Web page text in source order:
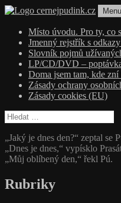
Přejít
obsahu
webu
cernejpudink.cz
Hudební magazín o
Místo úvodu. Pro ty, co
Jmenný rejstřík s
Slovník pojmů
LP/CD/DVD –
Doma jsem tam, kde zní
Zásady ochrany
Zásady cookies (EU)
Vyhledávání
„Jaký je dnes den?“ zeptal se
„Dnes je dnes,“ vypísklo
„Můj oblíbený den,“ řekl Pú.
Rubriky